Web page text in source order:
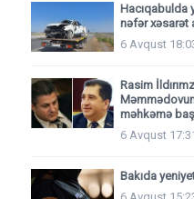
Hacıqabulda
nəfər xəsarət
6 Avqust
Rasim
məhkəmə
6 Avqust
Bakıda